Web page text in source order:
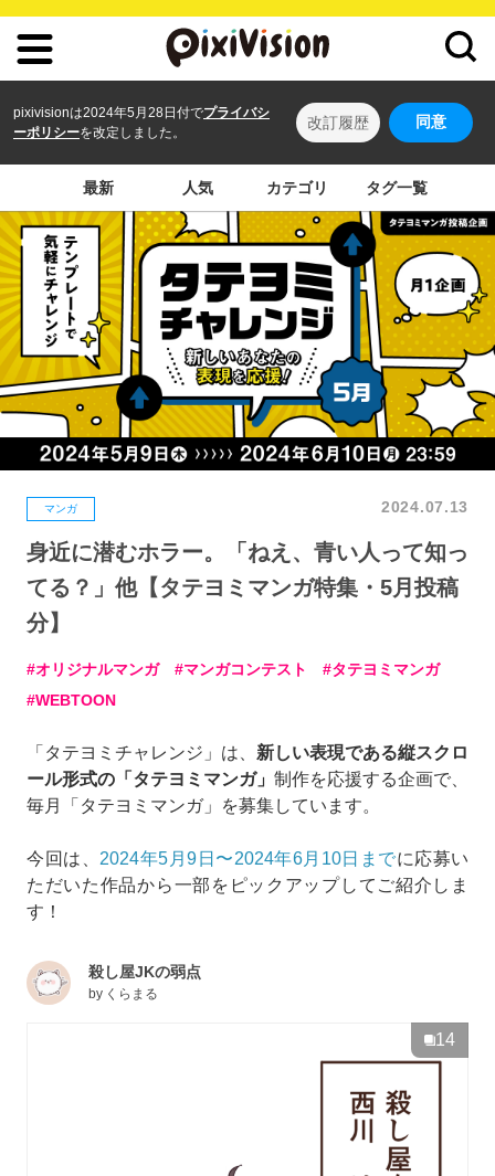
pixivisionは2024年5月28日付でプライバシ
ーポリシーを改定しました。
改訂履歴 同意
最新 人気 カテゴリ タグ一覧
マンガ 2024.07.13
身近に潜むホラー。「ねえ、青い人って知っ
てる？」他【タテヨミマンガ特集・5月投稿
分】
オリジナルマンガ マンガコンテスト
タテヨミマンガ
WEBTOON
「タテヨミチャレンジ」は、 新しい表現である縦スクロ
ール形式の「タテヨミマンガ」 制作を応援する企画で、
毎月「タテヨミマンガ」を募集しています。
今回は、 2024年5月9日〜2024年6月10日までに応募い
ただいた作品から一部をピックアップしてご紹介しま
す！
殺し屋JKの弱点
by くらまる
14